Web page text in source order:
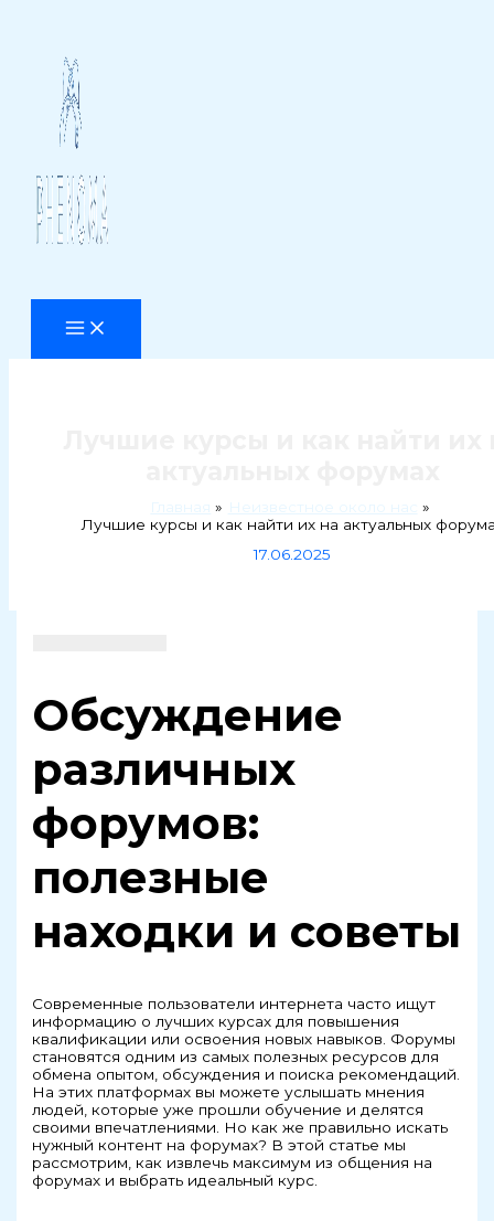
Главная
Неизвестное около нас
Лучшие курсы и как найти их на актуальных
17.06.2025
Обсуждение
различных
форумов:
полезные
находки и советы
Современные пользователи интернета часто ищут
информацию о лучших курсах для повышения
квалификации или освоения новых навыков. Форумы
становятся одним из самых полезных ресурсов для
обмена опытом, обсуждения и поиска рекомендаций.
На этих платформах вы можете услышать мнения
людей, которые уже прошли обучение и делятся
своими впечатлениями. Но как же правильно искать
нужный контент на форумах? В этой статье мы
рассмотрим, как извлечь максимум из общения на
форумах и выбрать идеальный курс.